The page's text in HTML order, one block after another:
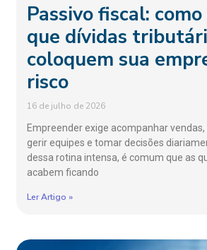
Passivo fiscal:
que dívidas
coloquem sua
risco
16 de julho de 2026
Empreender exige acompanhar
gerir equipes e tomar decisões
dessa rotina intensa, é comum que as
acabem ficando
Ler Artigo »